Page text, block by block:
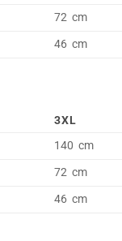
72 cm
46 cm
3XL
140 cm
72 cm
46 cm